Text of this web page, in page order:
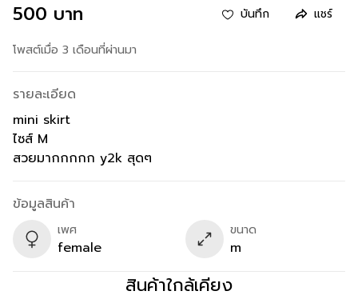
500 บาท
บันทึก แชร์
โพสต์เมื่อ 3 เดือนที่ผ่านมา
รายละเอียด
mini skirt
ไซส์ M
สวยมากกกกก y2k สุดๆ
ข้อมูลสินค้า
เพศ
female
ขนาด
m
สินค้าใกล้เคียง